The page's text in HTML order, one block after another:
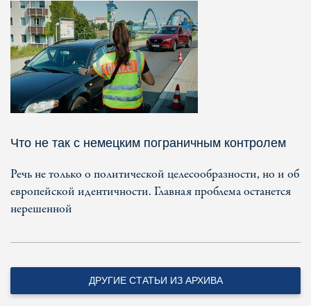
Что не так с немецким пограничным контролем
Речь не только о политической целесообразности, но и об
европейской идентичности. Главная проблема останется
нерешенной
ДРУГИЕ СТАТЬИ ИЗ АРХИВА